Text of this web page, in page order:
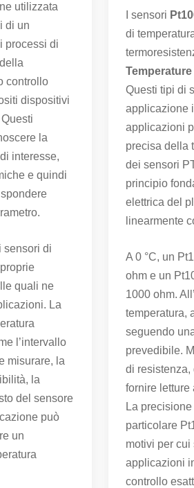
utilizzata
di un
processi di
controllo
dispositivi
la
interesse,
e quindi
sensori di
quali ne
La
l’intervallo
misurare, la
la
del sensore
può
un
I sensori
di
Questi tipi di
applicazione
applicazioni
precisa della
dei sensori
principio
elettrica del
linearmente
A 0 °C, un
ohm e un
1000 ohm.
temperatura,
seguendo
prevedibile.
di resistenza,
fornire letture
La
particolare
motivi per
applicazioni
controllo